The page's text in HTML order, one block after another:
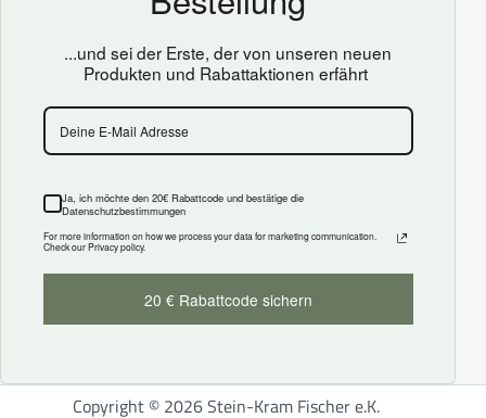
Copyright © 2026 Stein-Kram Fischer e.K.